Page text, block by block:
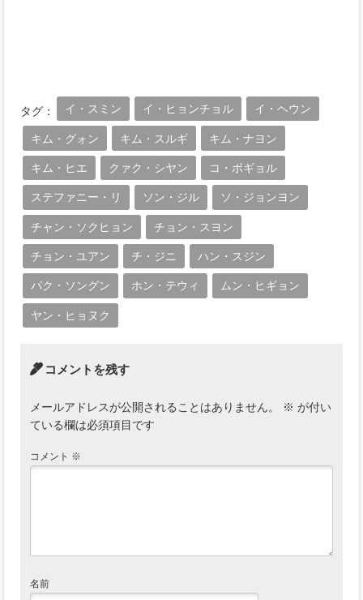
タグ： イ・スミン イ・ヒョンチョル イ・ヘウン
キム・グォン キム・スルギ キム・ナヨン
キム・ヒエ クァク・シヤン コ・ボギョル
ステファニー・リ ソン・ジル ソ・ジョンヨン
チャン・ソクヒョン チョン・スヨン
チョン・ユアン チ・ジニ ハン・スジン
パク・ソングン ホン・テウィ ムン・ヒギョン
ヤン・ヒョヌク
コメントを残す
メールアドレスが公開されることはありません。 ※ が付い
ている欄は必須項目です
コメント ※
名前